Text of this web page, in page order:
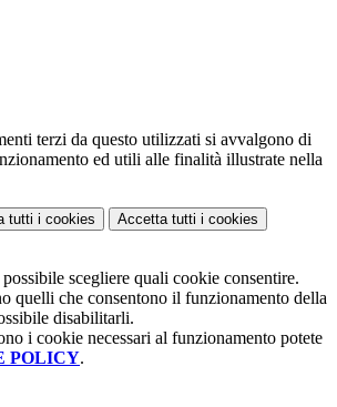
terzi da questo utilizzati si avvalgono di
ed utili alle finalità illustrate nella
tutti i cookies Accetta tutti i cookies
scegliere quali cookie consentire.
quelli che consentono il funzionamento della
disabilitarli.
i cookie necessari al funzionamento potete
POLICY.